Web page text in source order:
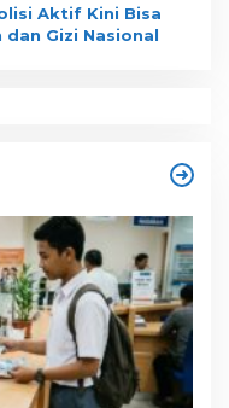
Aktif Kini Bisa
Gizi Nasional